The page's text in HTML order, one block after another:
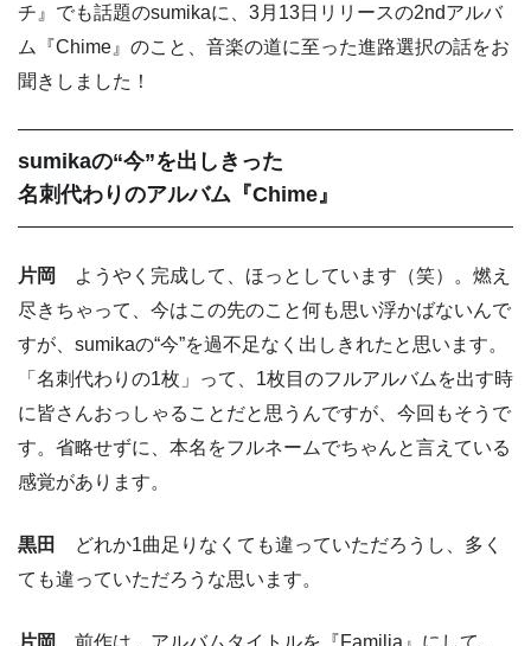
チ』でも話題のsumikaに、3月13日リリースの2ndアルバ
ム『Chime』のこと、音楽の道に至った進路選択の話をお
聞きしました！
sumikaの“今”を出しきった
名刺代わりのアルバム『Chime』
片岡
ようやく完成して、ほっとしています（笑）。燃え
尽きちゃって、今はこの先のこと何も思い浮かばないんで
すが、sumikaの“今”を過不足なく出しきれたと思います。
「名刺代わりの1枚」って、1枚目のフルアルバムを出す時
に皆さんおっしゃることだと思うんですが、今回もそうで
す。省略せずに、本名をフルネームでちゃんと言えている
感覚があります。
黒田
どれか1曲足りなくても違っていただろうし、多く
ても違っていただろうな思います。
片岡
前作は、アルバムタイトルを『Familia』にして、